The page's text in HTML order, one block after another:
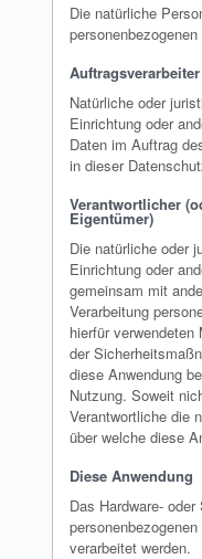
Die natürliche
Natürliche oder
Einrichtung oder
Daten im Auftrag
in dieser
Verantwortlicher
Eigentümer)
Die natürliche oder
Einrichtung oder
gemeinsam mit
Verarbeitung
hierfür
der
diese Anwendung
Nutzung. Soweit
Verantwortliche die
über welche diese
Diese Anwendung
Das Hardware-
verarbeitet werden.